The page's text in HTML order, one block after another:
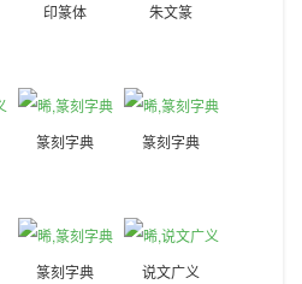
印篆体 朱文篆
篆刻字典 篆刻字典
篆刻字典 说文广义